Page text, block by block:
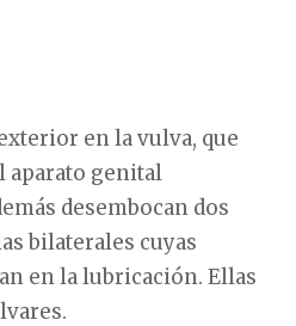
en la vulva, que
aparato genital
desembocan dos
bilaterales cuyas
en la lubricación. Ellas